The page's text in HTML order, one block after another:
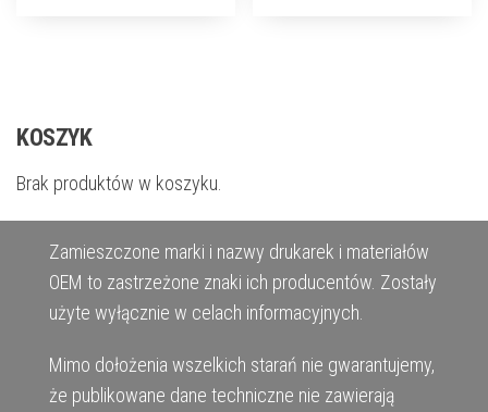
KOSZYK
Brak produktów w koszyku.
Zamieszczone marki i nazwy drukarek i materiałów
OEM to zastrzeżone znaki ich producentów. Zostały
użyte wyłącznie w celach informacyjnych.
Mimo dołożenia wszelkich starań nie gwarantujemy,
że publikowane dane techniczne nie zawierają